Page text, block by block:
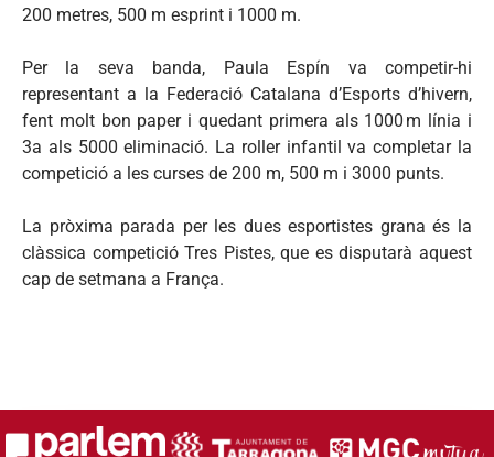
200 metres, 500 m esprint i 1000 m.
Per la seva banda, Paula Espín va competir-hi
representant a la Federació Catalana d’Esports d’hivern,
fent molt bon paper i quedant primera als 1000 m línia i
3a als 5000 eliminació. La roller infantil va completar la
competició a les curses de 200 m, 500 m i 3000 punts.
La pròxima parada per les dues esportistes grana és la
clàssica competició Tres Pistes, que es disputarà aquest
cap de setmana a França.